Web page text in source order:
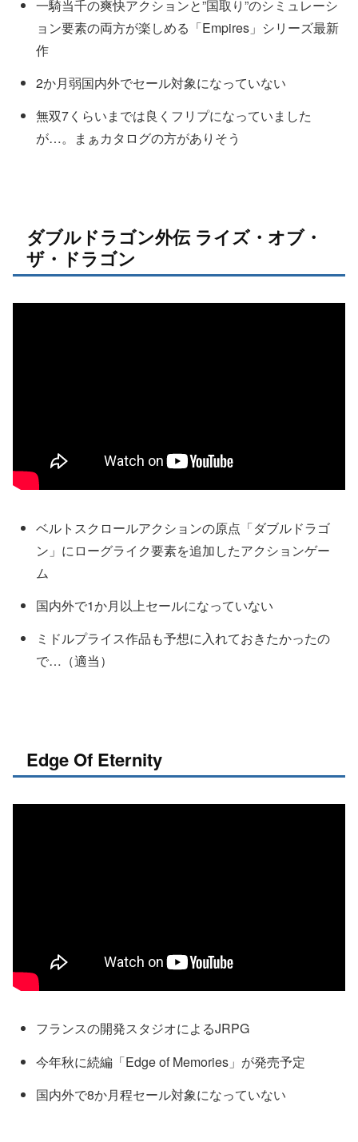
一騎当千の爽快アクションと”国取り”のシミュレーシ
ョン要素の両方が楽しめる「Empires」シリーズ最新
作
2か月弱国内外でセール対象になっていない
無双7くらいまでは良くフリプになっていました
が…。まぁカタログの方がありそう
ダブルドラゴン外伝 ライズ・オブ・
ザ・ドラゴン
ベルトスクロールアクションの原点「ダブルドラゴ
ン」にローグライク要素を追加したアクションゲー
ム
国内外で1か月以上セールになっていない
ミドルプライス作品も予想に入れておきたかったの
で…（適当）
Edge Of Eternity
フランスの開発スタジオによるJRPG
今年秋に続編「Edge of Memories」が発売予定
国内外で8か月程セール対象になっていない